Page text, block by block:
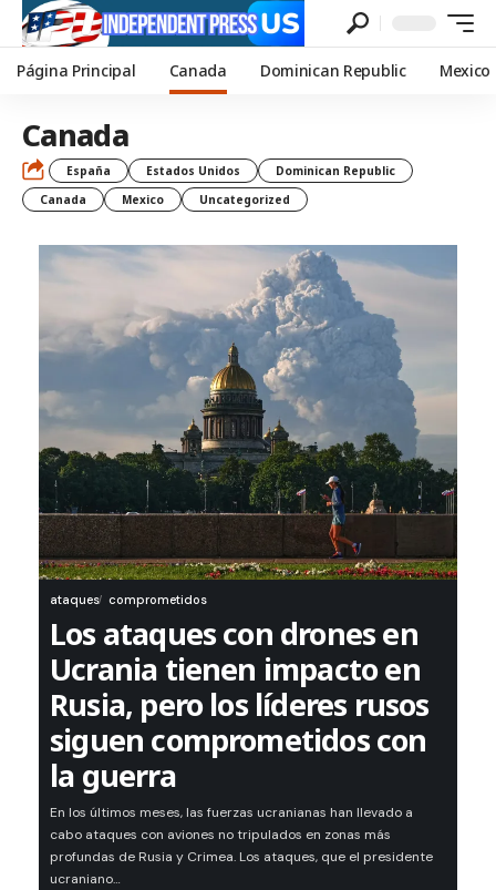
Página Principal Canada Dominican Republic Mexico
Canada
España Estados Unidos
Dominican Republic
Canada
Mexico Uncategorized
ataques comprometidos
Los ataques con drones en
Ucrania tienen impacto en
Rusia, pero los líderes rusos
siguen comprometidos con
la guerra
En los últimos meses, las fuerzas ucranianas han llevado a
cabo ataques con aviones no tripulados en zonas más
profundas de Rusia y Crimea. Los ataques, que el presidente
ucraniano…